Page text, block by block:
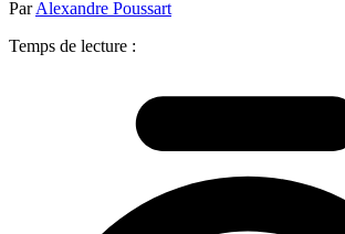
ParAlexandre Poussart
Temps de lecture :